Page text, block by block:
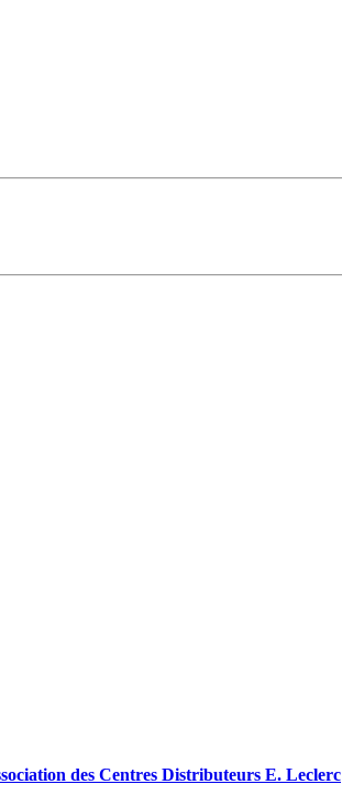
des Centres Distributeurs E. Leclerc